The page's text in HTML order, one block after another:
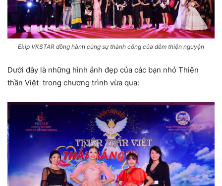
Ekip VKSTAR đồng hành cùng sự thành công của đêm thiện nguyện
Dưới đây là những hình ảnh đẹp của các bạn nhỏ Thiên
thần Việt trong chương trình vừa qua: